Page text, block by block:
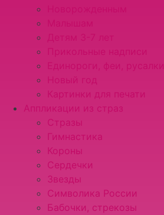
Детям 3-7 лет
Прикольные надписи
Единороги, феи, русалки
Новый год
Картинки для печати
Аппликации из страз
Стразы
Гимнастика
Короны
Сердечки
Звезды
Символика России
Бабочки, стрекозы